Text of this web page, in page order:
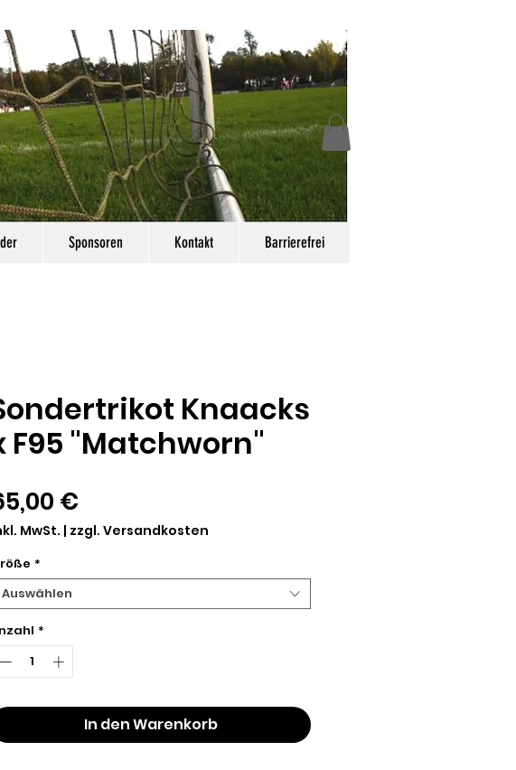
Sponsoren Kontakt Barrierefrei
Knaacks
F95 "Matchworn"
€
MwSt. | zzgl. Versandkosten
*
Auswählen
*
In den Warenkorb